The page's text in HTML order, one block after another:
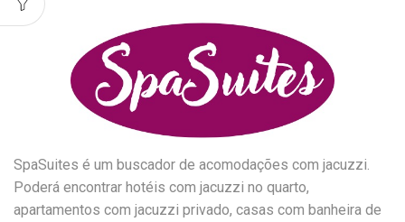
SpaSuites é um buscador de acomodações com jacuzzi.
Poderá encontrar hotéis com jacuzzi no quarto,
apartamentos com jacuzzi privado, casas com banheira de